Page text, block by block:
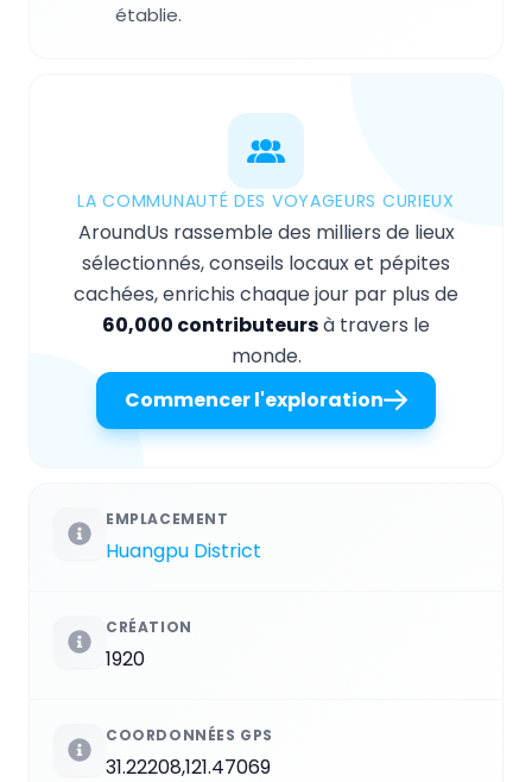
établie.
LA COMMUNAUTÉ DES VOYAGEURS CURIEUX
AroundUs rassemble des milliers de lieux
sélectionnés, conseils locaux et pépites
cachées, enrichis chaque jour par plus de
60,000 contributeursà travers le
monde.
Commencer l'exploration
EMPLACEMENT
Huangpu District
CRÉATION
1920
COORDONNÉES GPS
31.22208,121.47069